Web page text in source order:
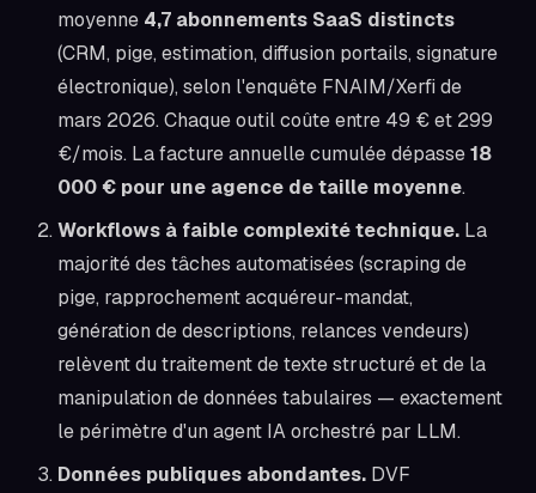
moyenne 4,7 abonnements SaaS distincts
(CRM, pige, estimation, diffusion portails, signature
électronique), selon l'enquête FNAIM/Xerfi de
mars 2026. Chaque outil coûte entre 49 € et 299
€/mois. La facture annuelle cumulée dépasse18
000 € pour une agence de taille moyenne.
Workflows à faible complexité technique. La
majorité des tâches automatisées (scraping de
pige, rapprochement acquéreur-mandat,
génération de descriptions, relances vendeurs)
relèvent du traitement de texte structuré et de la
manipulation de données tabulaires — exactement
le périmètre d'un agent IA orchestré par LLM.
Données publiques abondantes. DVF